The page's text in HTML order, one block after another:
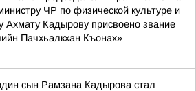
ЧР по физической культуре и
Ахмату Кадырову присвоено звание
Пачхьалкхан Къонах»
сын Рамзана Кадырова стал